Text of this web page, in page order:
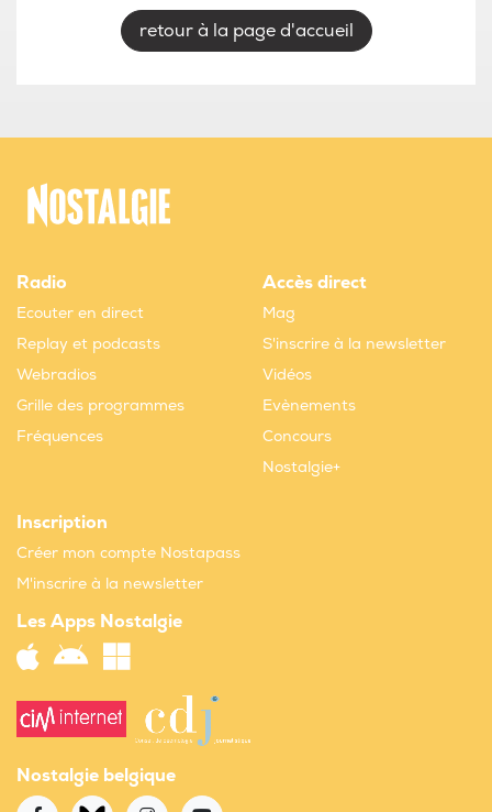
retour à la page d'accueil
Radio
Ecouter en direct
Replay et podcasts
Webradios
Grille des programmes
Fréquences
Accès direct
Mag
S'inscrire à la newsletter
Vidéos
Evènements
Concours
Nostalgie+
Inscription
Créer mon compte Nostapass
M'inscrire à la newsletter
Les Apps Nostalgie
Nostalgie belgique